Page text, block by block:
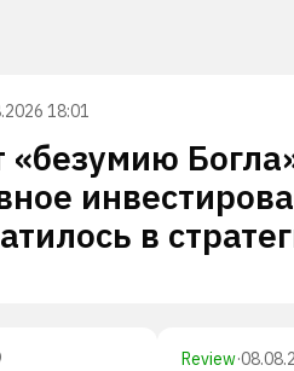
18:01
«безумию
в
Review·